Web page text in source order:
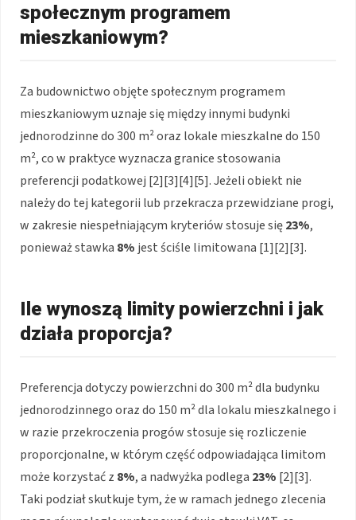
społecznym programem
mieszkaniowym?
Za budownictwo objęte społecznym programem
mieszkaniowym uznaje się między innymi budynki
jednorodzinne do 300 m² oraz lokale mieszkalne do 150
m², co w praktyce wyznacza granice stosowania
preferencji podatkowej [2][3][4][5]. Jeżeli obiekt nie
należy do tej kategorii lub przekracza przewidziane progi,
w zakresie niespełniającym kryteriów stosuje się23%,
ponieważ stawka 8% jest ściśle limitowana [1][2][3].
Ile wynoszą limity powierzchni i jak
działa proporcja?
Preferencja dotyczy powierzchni do 300 m² dla budynku
jednorodzinnego oraz do 150 m² dla lokalu mieszkalnego i
w razie przekroczenia progów stosuje się rozliczenie
proporcjonalne, w którym część odpowiadająca limitom
może korzystać z 8%, a nadwyżka podlega 23% [2][3].
Taki podział skutkuje tym, że w ramach jednego zlecenia